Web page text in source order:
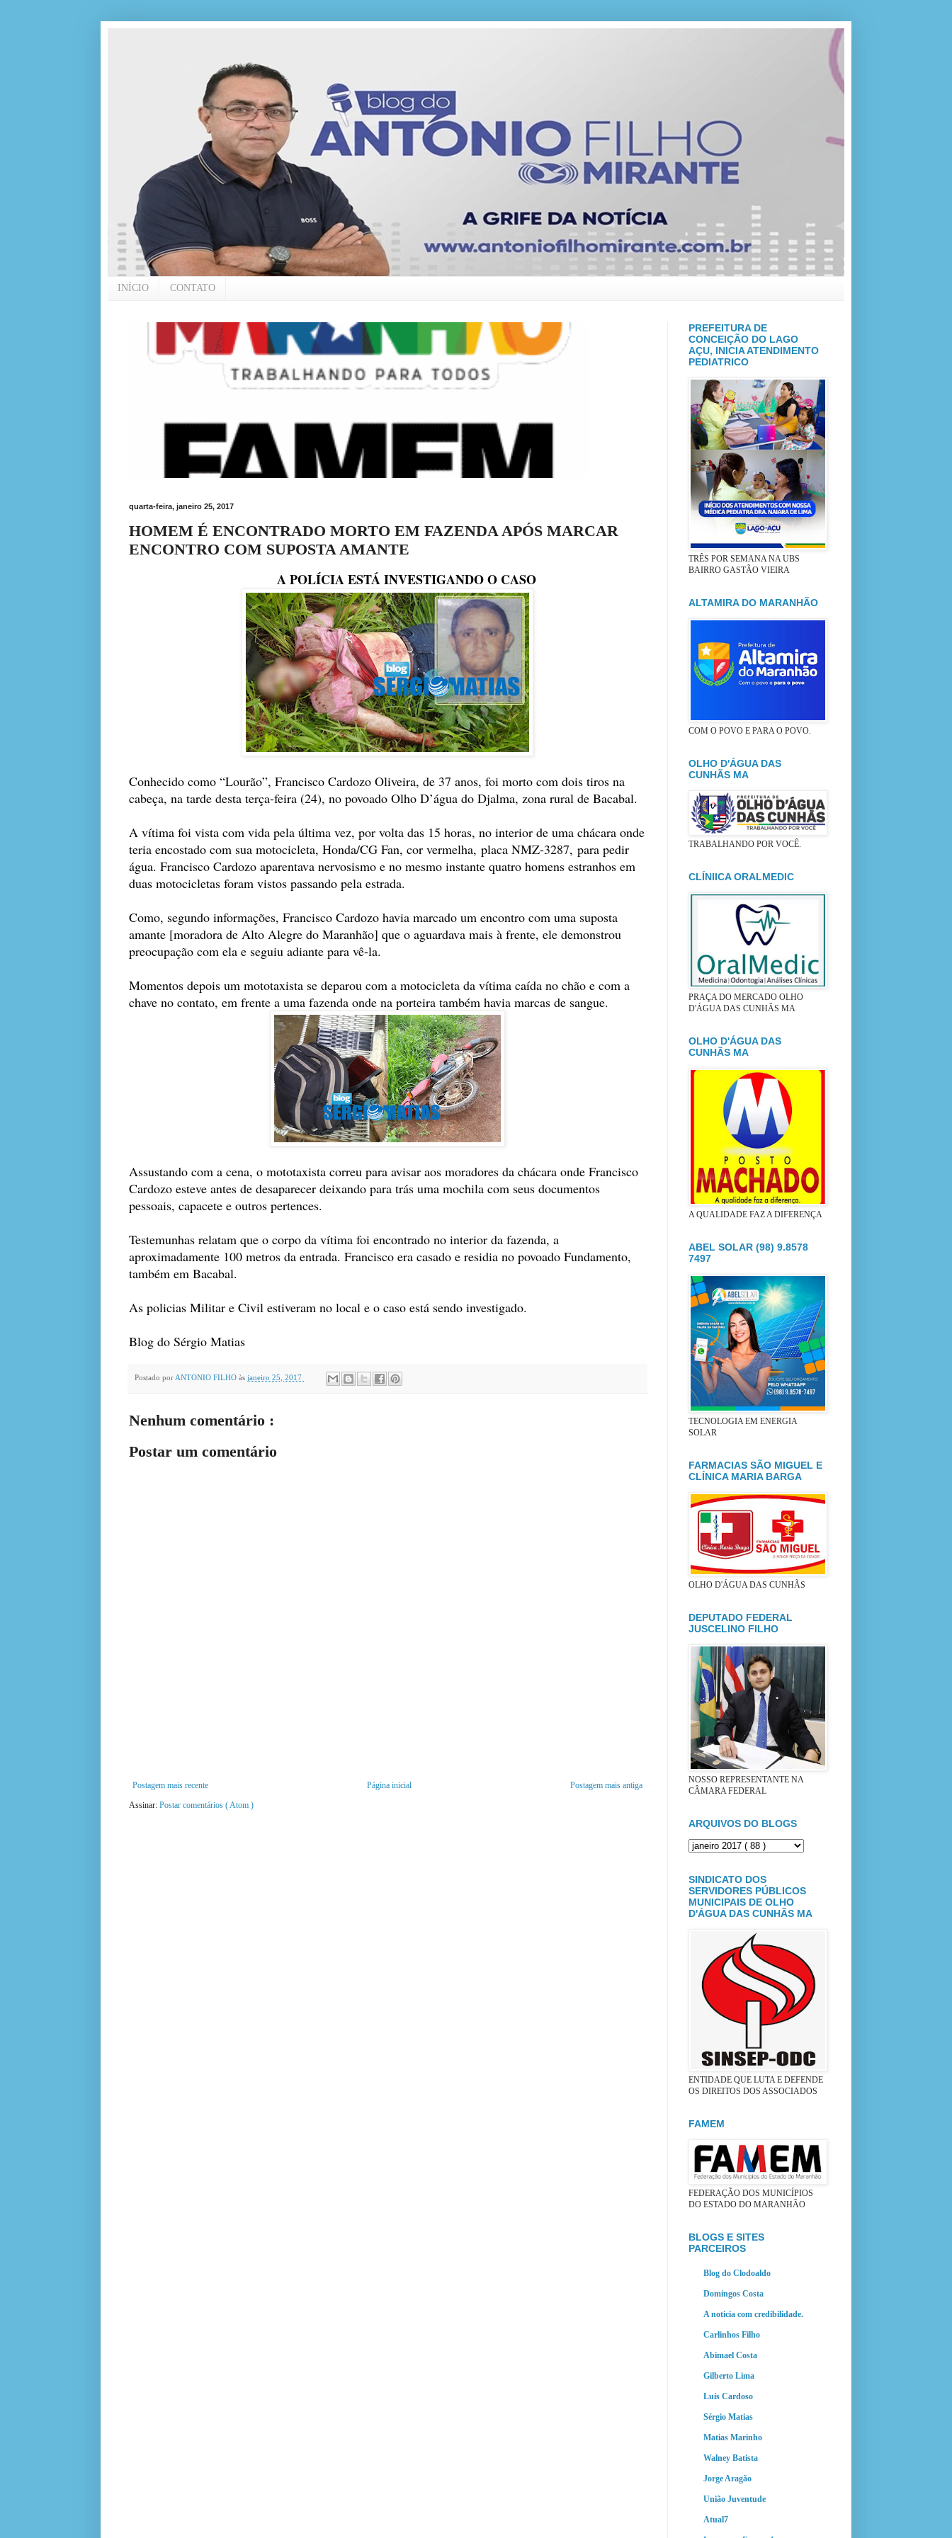
INÍCIO CONTATO
quarta-feira, janeiro 25, 2017
HOMEM É ENCONTRADO MORTO EM FAZENDA APÓS MARCAR
ENCONTRO COM SUPOSTA AMANTE
A POLÍCIA ESTÁ INVESTIGANDO O CASO
Conhecido como “Lourão”, Francisco Cardozo Oliveira, de 37 anos, foi morto com dois tiros na
cabeça, na tarde desta terça-feira (24), no povoado Olho D’água do Djalma, zona rural de Bacabal.
A vítima foi vista com vida pela última vez, por volta das 15 horas, no interior de uma chácara onde
teria encostado com sua motocicleta, Honda/CG Fan, cor vermelha, placa NMZ-3287, para pedir
água. Francisco Cardozo aparentava nervosismo e no mesmo instante quatro homens estranhos em
duas motocicletas foram vistos passando pela estrada.
Como, segundo informações, Francisco Cardozo havia marcado um encontro com uma suposta
amante [moradora de Alto Alegre do Maranhão] que o aguardava mais à frente, ele demonstrou
preocupação com ela e seguiu adiante para vê-la.
Momentos depois um mototaxista se deparou com a motocicleta da vítima caída no chão e com a
chave no contato, em frente a uma fazenda onde na porteira também havia marcas de sangue.
Assustando com a cena, o mototaxista correu para avisar aos moradores da chácara onde Francisco
Cardozo esteve antes de desaparecer deixando para trás uma mochila com seus documentos
pessoais, capacete e outros pertences.
Testemunhas relatam que o corpo da vítima foi encontrado no interior da fazenda, a
aproximadamente 100 metros da entrada. Francisco era casado e residia no povoado Fundamento,
também em Bacabal.
As policias Militar e Civil estiveram no local e o caso está sendo investigado.
Blog do Sérgio Matias
Postado por ANTONIO FILHO às janeiro 25, 2017
Nenhum comentário :
Postar um comentário
Postagem mais recente Postagem mais antiga
Página inicial
Assinar: Postar comentários ( Atom )
PREFEITURA DE
CONCEIÇÃO DO LAGO
AÇU, INICIA ATENDIMENTO
PEDIATRICO
TRÊS POR SEMANA NA UBS
BAIRRO GASTÃO VIEIRA
ALTAMIRA DO MARANHÃO
COM O POVO E PARA O POVO.
OLHO D'ÁGUA DAS
CUNHÃS MA
TRABALHANDO POR VOCÊ.
CLÍNIICA ORALMEDIC
PRAÇA DO MERCADO OLHO
D'ÁGUA DAS CUNHÃS MA
OLHO D'ÁGUA DAS
CUNHÃS MA
A QUALIDADE FAZ A DIFERENÇA
ABEL SOLAR (98) 9.8578
7497
TECNOLOGIA EM ENERGIA
SOLAR
FARMACIAS SÃO MIGUEL E
CLÍNICA MARIA BARGA
OLHO D'ÁGUA DAS CUNHÃS
DEPUTADO FEDERAL
JUSCELINO FILHO
NOSSO REPRESENTANTE NA
CÂMARA FEDERAL
ARQUIVOS DO BLOGS
SINDICATO DOS
SERVIDORES PÚBLICOS
MUNICIPAIS DE OLHO
D'ÁGUA DAS CUNHÃS MA
ENTIDADE QUE LUTA E DEFENDE
OS DIREITOS DOS ASSOCIADOS
FAMEM
FEDERAÇÃO DOS MUNICÍPIOS
DO ESTADO DO MARANHÃO
BLOGS E SITES
PARCEIROS
Blog do Clodoaldo
Domingos Costa
A noticia com credibilidade.
Carlinhos Filho
Abimael Costa
Gilberto Lima
Luís Cardoso
Sérgio Matias
Matias Marinho
Walney Batista
Jorge Aragão
União Juventude
Atual7